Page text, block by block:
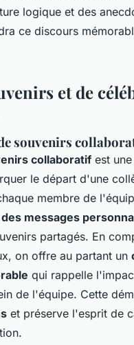
logique et des
ce discours
et de
souvenirs
collaboratif est
le départ d'une
membre de
messages
partagés. En
on offre au partant un
qui rappelle
de l'équipe. Cette
et préserve l'esprit de